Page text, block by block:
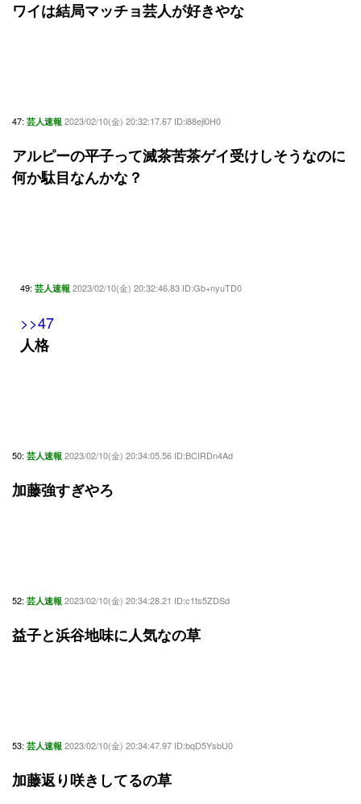
ワイは結局マッチョ芸人が好きやな
47: 芸人速報 2023/02/10(金) 20:32:17.67 ID:i88ejl0H0
アルピーの平子って滅茶苦茶ゲイ受けしそうなのに
何か駄目なんかな？
49: 芸人速報 2023/02/10(金) 20:32:46.83 ID:Gb+nyuTD0
>>47
人格
50: 芸人速報 2023/02/10(金) 20:34:05.56 ID:BCIRDn4Ad
加藤強すぎやろ
52: 芸人速報 2023/02/10(金) 20:34:28.21 ID:c1ts5ZDSd
益子と浜谷地味に人気なの草
53: 芸人速報 2023/02/10(金) 20:34:47.97 ID:bqD5YsbU0
加藤返り咲きしてるの草